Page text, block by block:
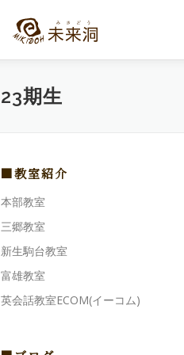
23期生
■教室紹介
本部教室
三郷教室
新生駒台教室
富雄教室
英会話教室ECOM(イーコム)